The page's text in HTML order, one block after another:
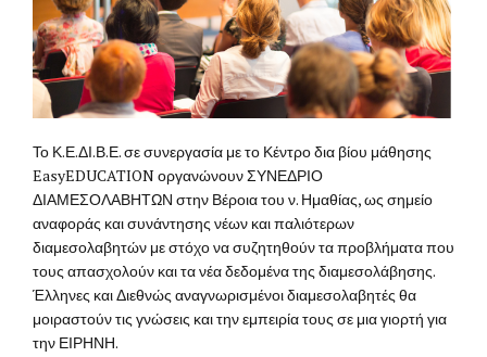
Το Κ.Ε.ΔΙ.Β.Ε. σε συνεργασία με το Κέντρο δια βίου μάθησης
EasyEDUCATION οργανώνουν ΣΥΝΕΔΡΙΟ
ΔΙΑΜΕΣΟΛΑΒΗΤΩΝ στην Βέροια του ν. Ημαθίας, ως σημείο
αναφοράς και συνάντησης νέων και παλιότερων
διαμεσολαβητών με στόχο να συζητηθούν τα προβλήματα που
τους απασχολούν και τα νέα δεδομένα της διαμεσολάβησης.
Έλληνες και Διεθνώς αναγνωρισμένοι διαμεσολαβητές θα
μοιραστούν τις γνώσεις και την εμπειρία τους σε μια γιορτή για
την ΕΙΡΗΝΗ.